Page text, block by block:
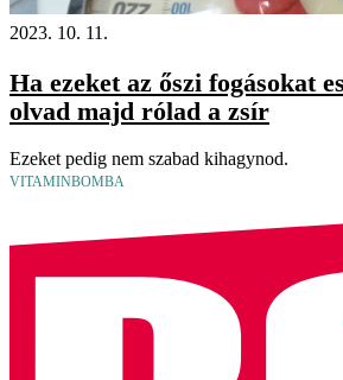
2023. 10. 11.
Ha ezeket az őszi fogásokat
olvad majd rólad a zsír
Ezeket pedig nem szabad kihagynod.
VITAMINBOMBA